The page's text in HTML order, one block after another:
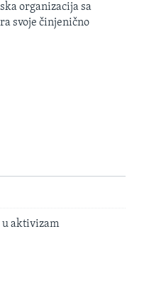
organizacija sa
svoje činjenično
u aktivizam